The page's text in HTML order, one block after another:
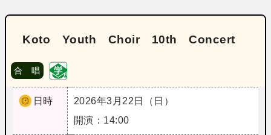
Koto Youth Choir 10th Concert
合 唱
日時
2026年3月22日（日）
開演：14:00